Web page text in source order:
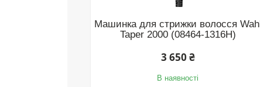
Машинка для стрижки волосся Wahl
Taper 2000 (08464-1316H)
3 650 ₴
В наявності